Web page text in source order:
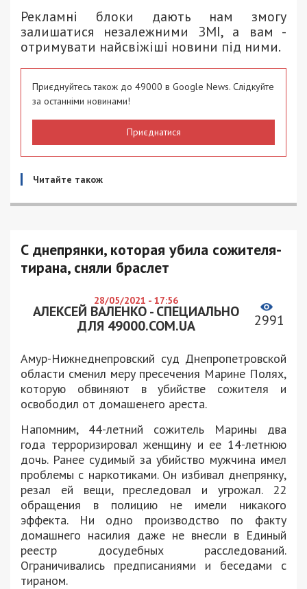
Рекламні блоки дають нам змогу
залишатися незалежними ЗМІ, а вам -
отримувати найсвіжіші новини під ними.
Приєднуйтесь також до 49000 в Google News. Слідкуйте
за останніми новинами!
Приєднатися
Читайте також
С днепрянки, которая убила сожителя-
тирана, сняли браслет
28/05/2021 - 17:56
АЛЕКСЕЙ ВАЛЕНКО - СПЕЦИАЛЬНО
ДЛЯ 49000.COM.UA
2991
Амур-Нижнеднепровский суд Днепропетровской
области сменил меру пресечения Марине Полях,
которую обвиняют в убийстве сожителя и
освободил от домашенего ареста.
Напомним, 44-летний сожитель Марины два
года терроризировал женщину и ее 14-летнюю
дочь. Ранее судимый за убийство мужчина имел
проблемы с наркотиками. Он избивал днепрянку,
резал ей вещи, преследовал и угрожал. 22
обращения в полицию не имели никакого
эффекта. Ни одно производство по факту
домашнего насилия даже не внесли в Единый
реестр досудебных расследований.
Ограничивались предписаниями и беседами с
тираном.